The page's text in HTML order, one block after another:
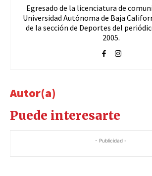
Egresado de la licenciatura de
Universidad Autónoma de Baja
de la sección de Deportes del
2005.
Autor(a)
Puede interesarte
- Publicidad -